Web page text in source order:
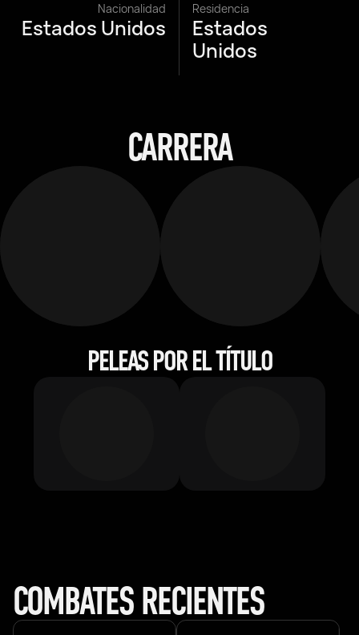
Nacionalidad
Estados Unidos
Residencia
Estados
Unidos
CARRERA
PELEAS POR EL TÍTULO
COMBATES RECIENTES